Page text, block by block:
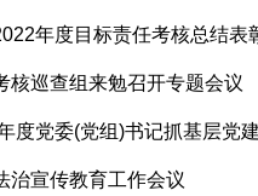
年度目标责任考核总结表
核巡查组来勉召开专题会议
度党委(党组)书记抓基层党
治宣传教育工作会议